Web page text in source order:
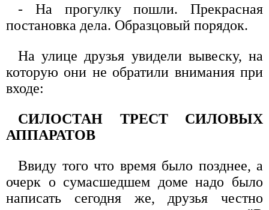
- На прогулку пошли. Прекрасная
постановка дела. Образцовый порядок.
На улице друзья увидели вывеску, на
которую они не обратили внимания при
входе:
СИЛОСТАН ТРЕСТ СИЛОВЫХ
АППАРАТОВ
Ввиду того что время было позднее, а
очерк о сумасшедшем доме надо было
написать сегодня же, друзья честно